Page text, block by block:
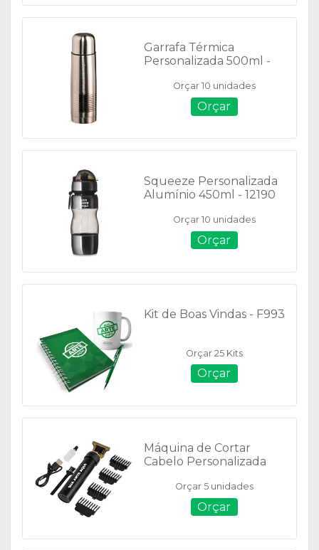
Garrafa Térmica
Personalizada 500ml -
Orçar 10 unidades
Orçar
Squeeze Personalizada
Alumínio 450ml - 12190
Orçar 10 unidades
Orçar
Kit de Boas Vindas - F993
Orçar 25 Kits
Orçar
Máquina de Cortar
Cabelo Personalizada
Orçar 5 unidades
Orçar